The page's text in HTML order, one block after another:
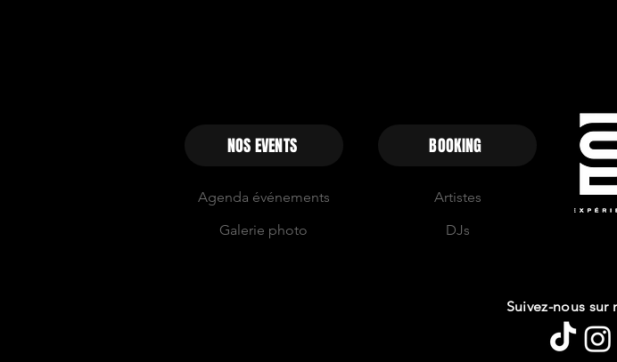
NOS EVENTS
Agenda événements
Galerie photo
BOOKING
Artistes
DJs
Suivez-nous sur